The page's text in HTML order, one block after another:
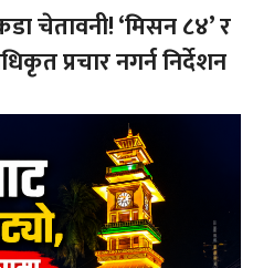
चेतावनी! ‘मिसन ८४’ र
प्रचार नगर्न निर्देशन